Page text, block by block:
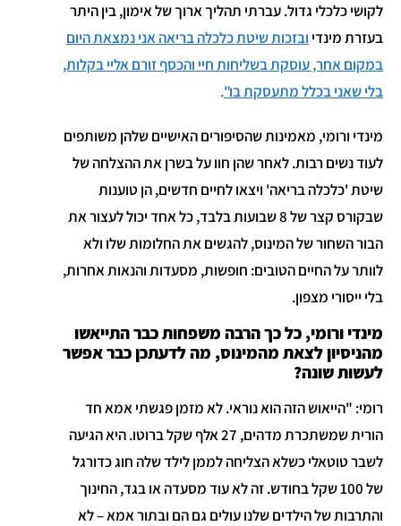
לקושי כלכלי גדול. עברתי תהליך ארוך של אימון, בין היתר
בעזרת מינדי ובזכות שיטת כלכלה בריאה אני נמצאת היום
במקום אחר, עוסקת בשליחות חיי והכסף זורם אליי בקלות,
בלי שאני בכלל מתעסקת בו".
מינדי ורומי, מאמינות שהסיפורים האישיים שלהן משותפים
לעוד נשים רבות. לאחר שהן חוו על בשרן את ההצלחה של
שיטת 'כלכלה בריאה' ויצאו לחיים חדשים, הן טוענות
שבקורס קצר של 8 שבועות בלבד, כל אחד יכול לעצור את
הבור השחור של המינוס, להגשים את החלומות שלו ולא
לוותר על החיים הטובים: חופשות, מסעדות והנאות אחרות,
בלי ייסורי מצפון.
מינדי ורומי, כל כך הרבה משפחות כבר התייאשו
מהניסיון לצאת מהמינוס, מה לדעתכן כבר אפשר
לעשות שונה?
רומי: "הייאוש הזה הוא נוראי. לא מזמן פגשתי אמא חד
הורית שמשתכרת מדהים, 27 אלף שקל ברוטו. היא הגיעה
לשבר טוטאלי כשלא הצליחה לממן לילד שלה חוג כדורגל
של 100 שקל בחודש. זה לא עוד מסעדה או בגד, החינוך
והתרבות של הילדים שלנו עולים גם הם ובתור אמא – לא